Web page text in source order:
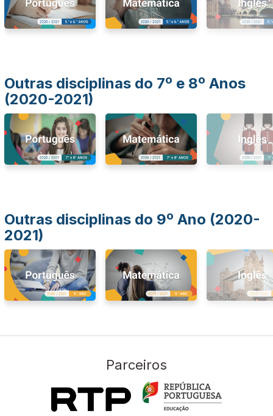
Outras disciplinas do 7º e 8º Anos
(2020-2021)
Outras disciplinas do 9º Ano (2020-
2021)
Parceiros